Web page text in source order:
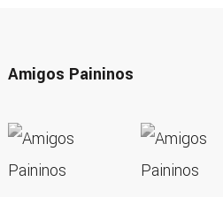
Amigos Paininos